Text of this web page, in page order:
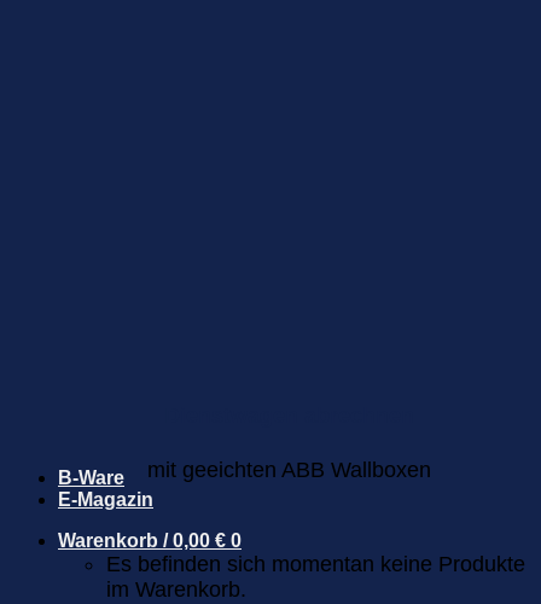
mit geeichten ABB Wallboxen
B-Ware
E-Magazin
Warenkorb /0,00 € 0
Es befinden sich momentan keine Produkte
im Warenkorb.